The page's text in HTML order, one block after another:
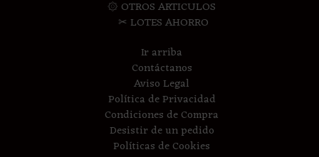
۞ OTROS ARTICULOS
✂ LOTES AHORRO
Ir arriba
Contáctanos
Aviso Legal
Política de Privacidad
Condiciones de Compra
Desistir de un pedido
Políticas de Cookies